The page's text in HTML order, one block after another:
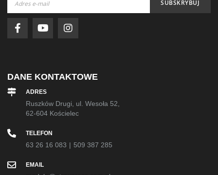
nasz
newsletter:
SUBSKRYBUJ
DANE KONTAKTOWE
ADRES
Ruszków Drugi, ul. Wesoła 52,
62-604 Kościelec
TELEFON
63 26 16 083 | 509 387 285
EMAIL